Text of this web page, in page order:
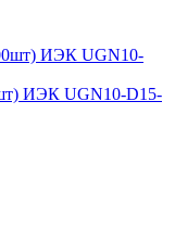
ИЭК UGN10-D15-